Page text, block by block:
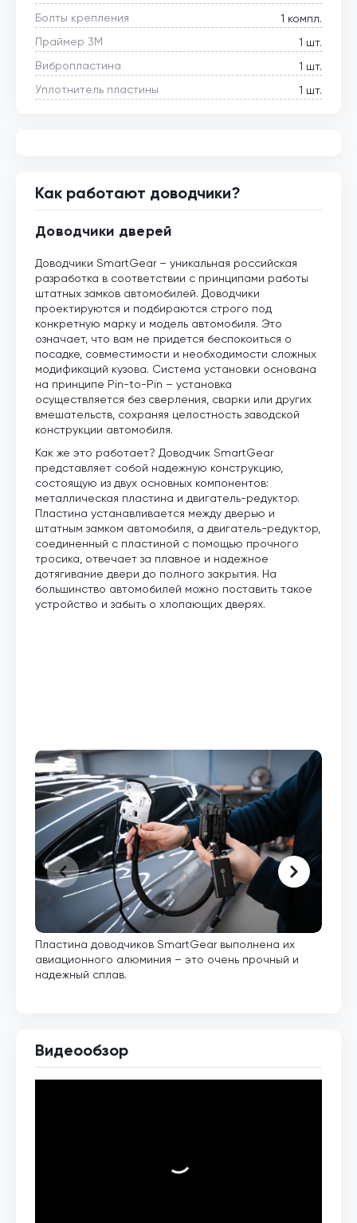
Болты крепления
1 компл.
Праймер 3М
1 шт.
Вибропластина
1 шт.
Уплотнитель пластины
1 шт.
Как работают доводчики?
Доводчики дверей
Доводчики SmartGear – уникальная российская
разработка в соответствии с принципами работы
штатных замков автомобилей. Доводчики
проектируются и подбираются строго под
конкретную марку и модель автомобиля. Это
означает, что вам не придется беспокоиться о
посадке, совместимости и необходимости сложных
модификаций кузова. Система установки основана
на принципе Pin-to-Pin – установка
осуществляется без сверления, сварки или других
вмешательств, сохраняя целостность заводской
конструкции автомобиля.
Как же это работает? Доводчик SmartGear
представляет собой надежную конструкцию,
состоящую из двух основных компонентов:
металлическая пластина и двигатель-редуктор.
Пластина устанавливается между дверью и
штатным замком автомобиля, а двигатель-редуктор,
соединенный с пластиной с помощью прочного
тросика, отвечает за плавное и надежное
дотягивание двери до полного закрытия. На
большинство автомобилей можно поставить такое
устройство и забыть о хлопающих дверях.
Пластина доводчиков SmartGear выполнена их
авиационного алюминия – это очень прочный и
надежный сплав.
Видеообзор